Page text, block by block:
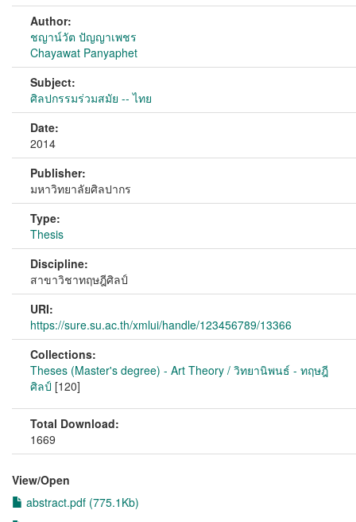
Author:
ชญาน์วัต ปัญญาเพชร
Chayawat Panyaphet
Subject:
ศิลปกรรมร่วมสมัย -- ไทย
Date:
2014
Publisher:
มหาวิทยาลัยศิลปากร
Type:
Thesis
Discipline:
สาขาวิชาทฤษฎีศิลป์
URI:
https://sure.su.ac.th/xmlui/handle/123456789/13366
Collections:
Theses (Master's degree) - Art Theory / วิทยานิพนธ์ - ทฤษฎี
ศิลป์ [120]
Total Download:
1669
View/Open
abstract.pdf (775.1Kb)